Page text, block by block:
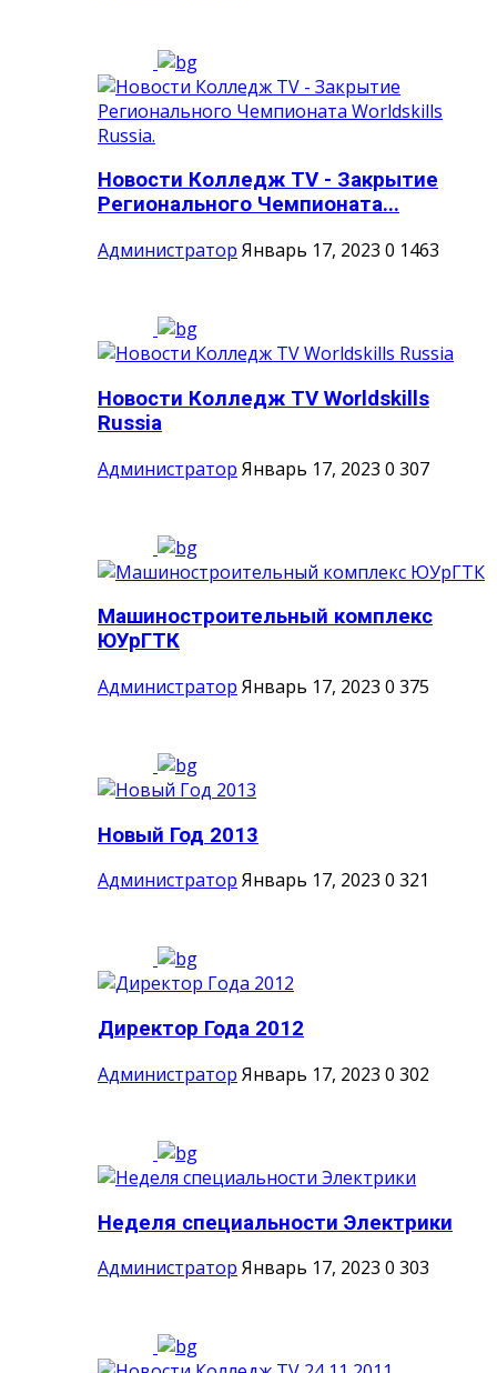
Новости Колледж TV - Закрытие
Регионального Чемпионата...
Администратор Январь 17, 2023 0 1463
Новости Колледж TV Worldskills
Russia
Администратор Январь 17, 2023 0 307
Машиностроительный комплекс
ЮУрГТК
Администратор Январь 17, 2023 0 375
Новый Год 2013
Администратор Январь 17, 2023 0 321
Директор Года 2012
Администратор Январь 17, 2023 0 302
Неделя специальности Электрики
Администратор Январь 17, 2023 0 303